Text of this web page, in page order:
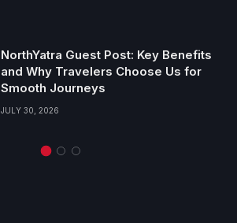
NorthYatra Guest Post: Key Benefits
and Why Travelers Choose Us for
Smooth Journeys
JULY 30, 2026